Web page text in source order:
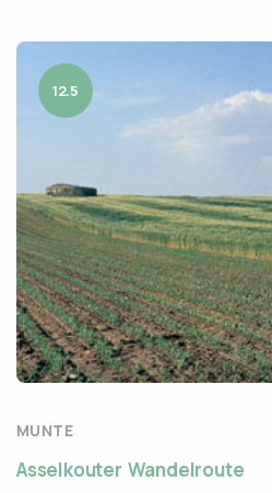
12.5
MUNTE
Asselkouter Wandelroute